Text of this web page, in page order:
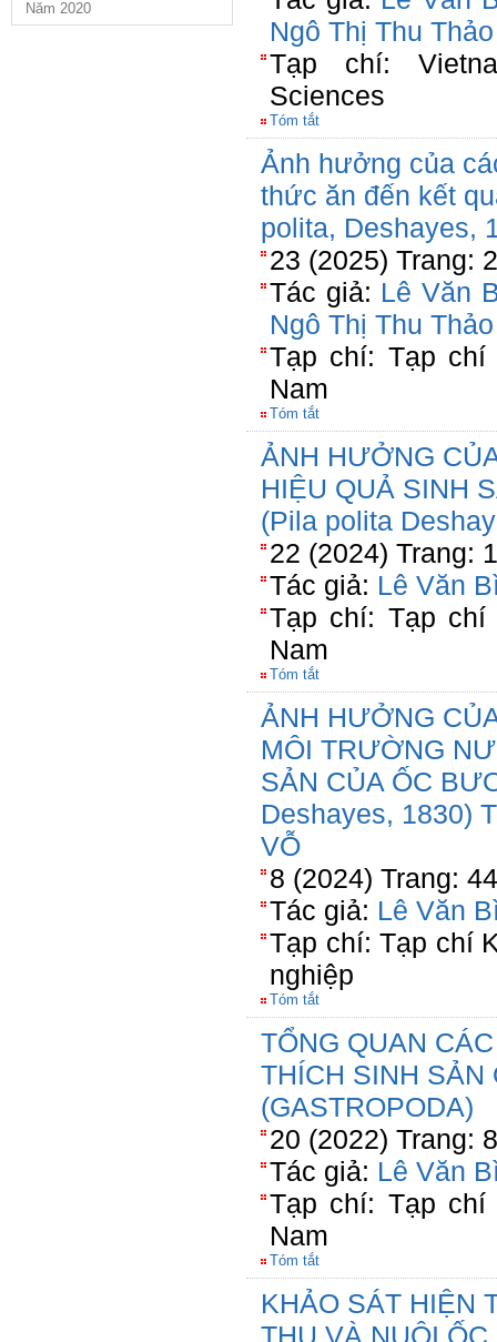
Năm 2020
Ngô Thị Thu Thảo
Tạp chí:
Sciences
Tóm tắt
Ảnh hưởng của
thức ăn đến kết
polita, Deshayes,
23 (2025) Trang:
Tác giả: Lê Văn
Ngô Thị Thu Thảo
Tạp chí: Tạp chí
Nam
Tóm tắt
ẢNH HƯỞNG
HIỆU QUẢ SINH
(Pila polita
22 (2024) Trang:
Tác giả: Lê Văn
Tạp chí: Tạp chí
Nam
Tóm tắt
ẢNH HƯỞNG
MÔI TRƯỜNG
SẢN CỦA ỐC
Deshayes, 1830)
VỖ
8 (2024) Trang:
Tác giả: Lê Văn
Tạp chí: Tạp chí
nghiệp
Tóm tắt
TỔNG QUAN
THÍCH SINH
(GASTROPODA)
20 (2022) Trang:
Tác giả: Lê Văn
Tạp chí: Tạp chí
Nam
Tóm tắt
KHẢO SÁT HIỆN
THỤ VÀ NUÔI